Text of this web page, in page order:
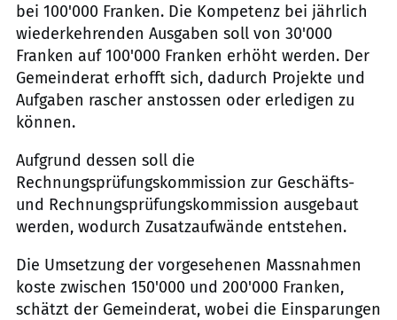
bei 100'000 Franken. Die Kompetenz bei jährlich
wiederkehrenden Ausgaben soll von 30'000
Franken auf 100'000 Franken erhöht werden. Der
Gemeinderat erhofft sich, dadurch Projekte und
Aufgaben rascher anstossen oder erledigen zu
können.
Aufgrund dessen soll die
Rechnungsprüfungskommission zur Geschäfts-
und Rechnungsprüfungskommission ausgebaut
werden, wodurch Zusatzaufwände entstehen.
Die Umsetzung der vorgesehenen Massnahmen
koste zwischen 150'000 und 200'000 Franken,
schätzt der Gemeinderat, wobei die Einsparungen